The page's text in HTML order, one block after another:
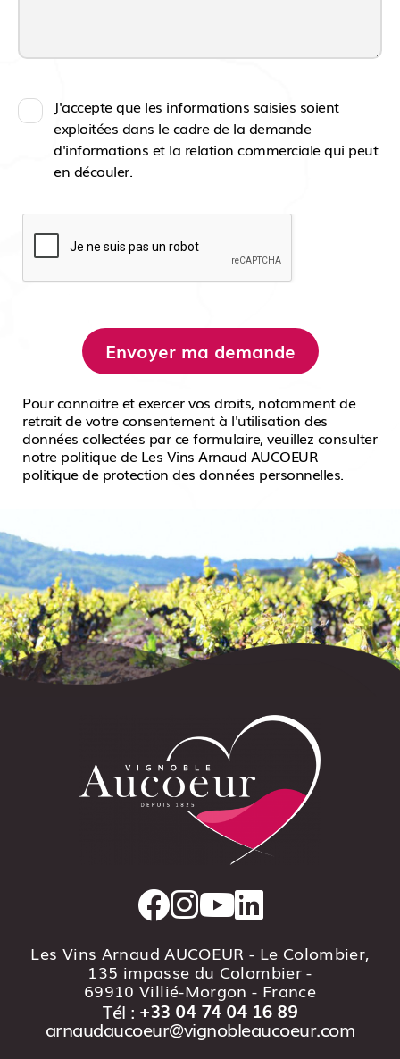
J'accepte que les informations saisies soient
exploitées dans le cadre de la demande
d'informations et la relation commerciale qui peut
en découler.
Envoyer ma demande
Pour connaitre et exercer vos droits, notamment de
retrait de votre consentement à l'utilisation des
données collectées par ce formulaire, veuillez consulter
notre politique de Les Vins Arnaud AUCOEUR
politique de protection des données personnelles.
Les Vins Arnaud AUCOEUR - Le Colombier,
135 impasse du Colombier -
69910 Villié-Morgon - France
Tél : +33 04 74 04 16 89
arnaudaucoeur@vignobleaucoeur.com